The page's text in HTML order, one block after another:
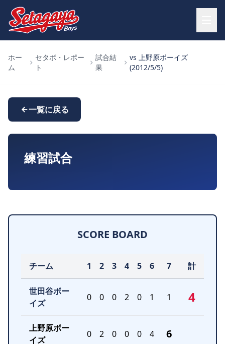
ホー
ム
セタボ・レポー
ト
試合結
果
vs 上野原ボーイズ
(2012/5/5)
一覧に戻る
練習試合
SCORE BOARD
チーム 1 2 3 4 5 6 7 計
世田谷ボー
イズ
0 0 0 2 0 1 1 4
上野原ボー
イズ
0 2 0 0 0 4 6